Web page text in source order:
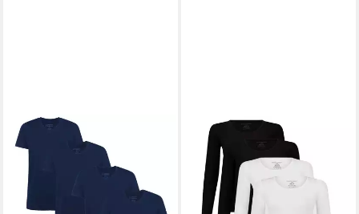
BAMBOO BASICS
T-Shirt Herren T-Shirt 4er
Pack Viskose VELO (Packung,
4er Pack)
73,95 €
BAMBOO BASICS
Unterhemd Damen
Longsleeve 4er Pack Viskose
LARA (Packung, 4er Pack)
73,95 €